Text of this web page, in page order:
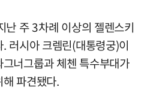
난 주 3차례 이상의 젤렌스키
러시아 크렘린(대통령궁)이
너그룹과 체첸 특수부대가
파견됐다.